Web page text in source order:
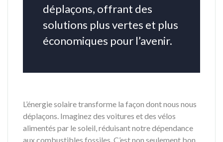
déplaçons, offrant des
solutions plus vertes et plus
économiques pour l’avenir.
L’énergie solaire transforme la façon dont nous nous
déplaçons. Imaginez des voitures et des vélos
alimentés par le soleil, réduisant notre dépendance
aux combustibles fossiles. C’est non seulement bon